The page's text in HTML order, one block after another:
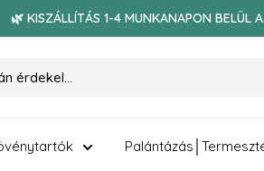
🌿 KISZÁLLÍTÁS 1-4 MUNKANAPON BELÜL